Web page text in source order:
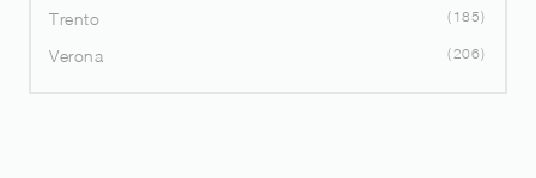
Trento 185
Verona 206